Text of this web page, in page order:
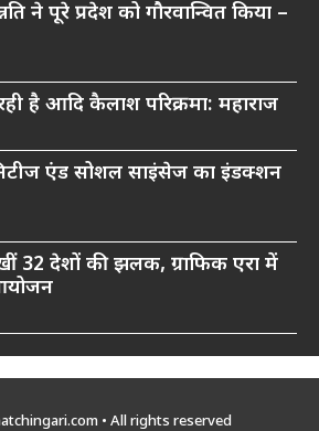
ने पूरे प्रदेश को गौरवान्वित किया –
है आदि कैलाश परिक्रमा: महाराज
एंड सोशल साइंसेज का इंडक्शन
32 देशों की झलक, ग्राफिक एरा में
• All rights reserved